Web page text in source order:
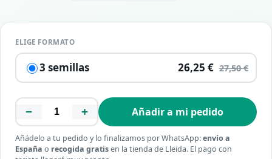
ELIGE FORMATO
3 semillas 26,25 € 27,50 €
− + Añadir a mi pedido
Añádelo a tu pedido y lo finalizamos por WhatsApp:envío a
España o recogida gratisen la tienda de Lleida. El pago con